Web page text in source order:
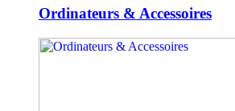
Ordinateurs & Accessoires